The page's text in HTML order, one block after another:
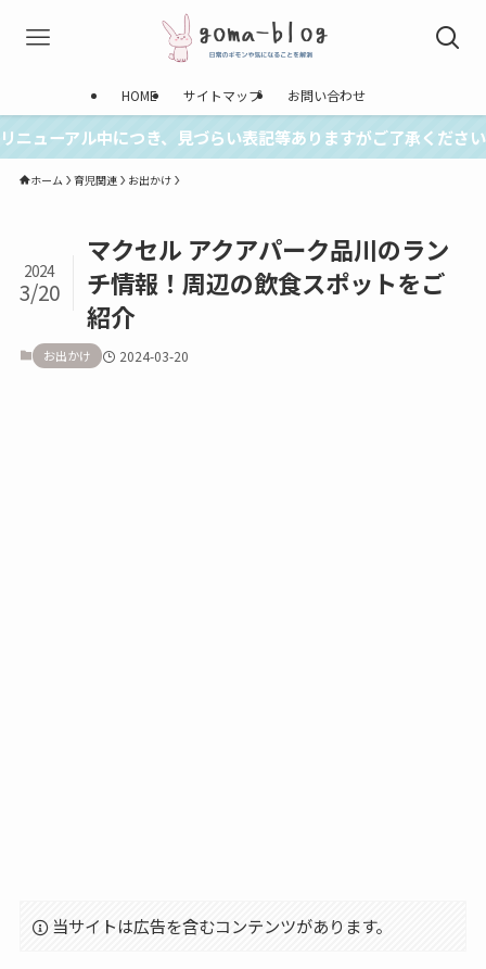
HOME サイトマップ お問い合わせ
リニューアル中につき、見づらい表記等ありますがご了承ください
ホーム 育児関連 お出かけ
マクセル アクアパーク品川のラン
チ情報！周辺の飲食スポットをご
紹介
2024
3/20
お出かけ 2024-03-20
当サイトは広告を含むコンテンツがあります。